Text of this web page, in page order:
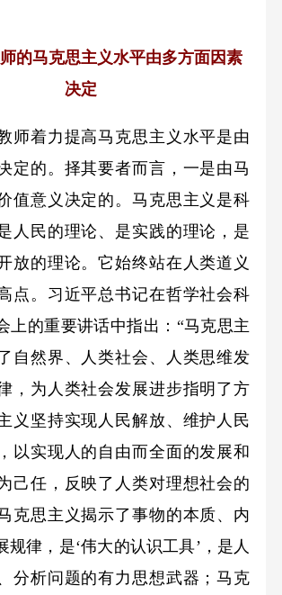
的马克思主义水平由多方面因素
决定
着力提高马克思主义水平是由
定的。择其要者而言，一是由马
值意义决定的。马克思主义是科
人民的理论、是实践的理论，是
放的理论。它始终站在人类道义
点。习近平总书记在哲学社会科
上的重要讲话中指出：“马克思主
自然界、人类社会、人类思维发
，为人类社会发展进步指明了方
义坚持实现人民解放、维护人民
以实现人的自由而全面的发展和
己任，反映了人类对理想社会的
克思主义揭示了事物的本质、内
规律，是‘伟大的认识工具’，是人
分析问题的有力思想武器；马克